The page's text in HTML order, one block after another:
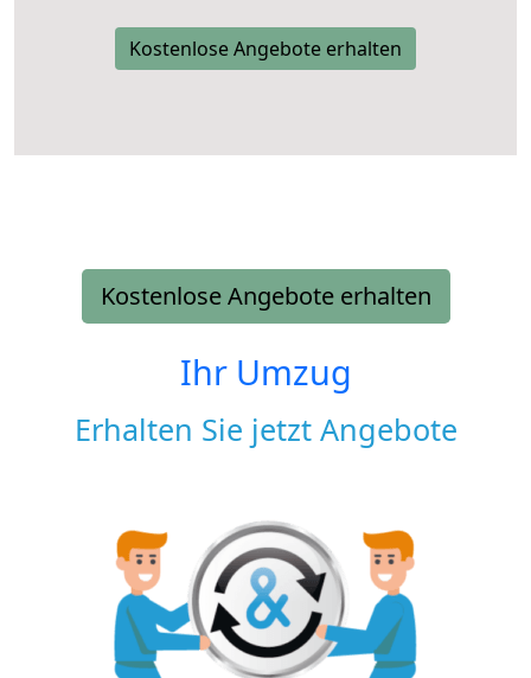
Kostenlose Angebote erhalten
Kostenlose Angebote erhalten
Ihr Umzug
Erhalten Sie jetzt Angebote